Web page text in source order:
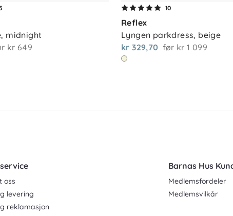
midnight
kr 649
10
Reflex
Lyngen parkdress, beige
kr 329,70 før kr 1 099
oss
levering
reklamasjon
Barnas Hus
Medlemsfordeler
Medlemsvilkår